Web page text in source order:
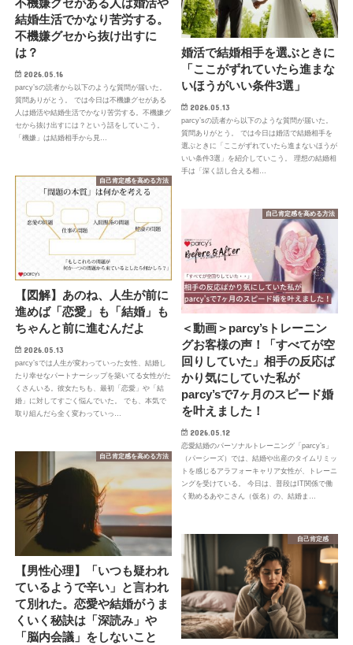
結婚生活でかなり苦労する。
不機嫌グセから抜け出すに
は？
2026.05.16
parcy’sの読者から以下のような質問が届いた。
質問ありがとう。 では今日は不機嫌グセがある
人は婚活や結婚生活でかなり苦労する。不機嫌グ
セから抜け出すには？という話をしていこう。
「機嫌」は結婚相手から見…
婚活で結婚相手を選ぶときに
「ここがずれていたら進まな
いほうがいい条件3選」
2026.05.13
parcy’sの読者から以下のような質問が届いた。
質問ありがとう。 では今日は婚活で結婚相手を
選ぶときに「ここがずれていたら進まないほうが
いい条件3選」を紹介していこう。 理想の結婚相
手は「深く話し合える相…
自己肯定感を高める方法
【図解】あのね、人生が前に
進めば「恋愛」も「結婚」も
ちゃんと前に進むんだよ
2026.05.13
parcy’sでは人生が変わっていった女性、結婚し
たり幸せなパートナーシップを築いてる女性がた
くさんいる。彼女たちも、最初「恋愛」や「結
婚」に対してすごく悩んでいた。 でも、本気で
取り組んだら全く変わっていっ…
自己肯定感を高める方法
＜動画＞parcy’sトレーニン
グお客様の声！「すべてが空
回りしていた」相手の反応ば
かり気にしていた私が
parcy’sで7ヶ月のスピード婚
を叶えました！
2026.05.12
恋愛結婚のパーソナルトレーニング「parcy’s」
（パーシーズ）では、結婚や出産のタイムリミッ
トを感じるアラフォーキャリア女性が、トレーニ
ングを受けている。 今日は、普段はIT関係で働
く勤めるあやこさん（仮名）の、結婚ま…
自己肯定感を高める方法
【男性心理】「いつも疑われ
ているようで辛い」と言われ
て別れた。恋愛や結婚がうま
くいく秘訣は「深読み」や
「脳内会議」をしないこと
自己肯定感